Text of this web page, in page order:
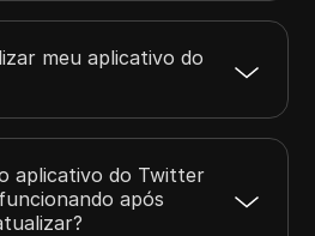
meu aplicativo do
aplicativo do Twitter
após